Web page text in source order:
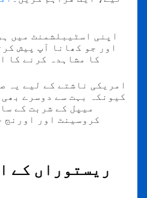
اپنی اسٹیبلشمنٹ میں
اور جو کھانا آپ پیش
کا مشاہدہ کرنے کا
امریکی ناشتے کے لیے یہ
کیونکہ بہت سے دوسرے
میپل کے شربت کے
کروسینٹ اور اورنج
ریستوراں کے